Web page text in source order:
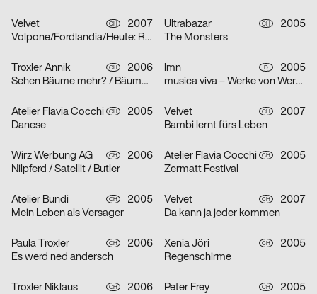
Velvet CH
2007
Volpone/Fordlandia/Heute: Raum Lumina/Die Nibelungen
Ultrabazar CH
2005
The Monsters
Troxler Annik CH
2006
Sehen Bäume mehr? / Bäume sehen Meer… / Meer Bäume Seen!
lmn D
2005
musica viva – Werke von Werner Heider, Martin Smolka und Peter Eötvös
Atelier Flavia Cocchi CH
2005
Danese
Velvet CH
2007
Bambi lernt fürs Leben
Wirz Werbung AG CH
2006
Nilpferd / Satellit / Butler
Atelier Flavia Cocchi CH
2005
Zermatt Festival
Atelier Bundi CH
2005
Mein Leben als Versager
Velvet CH
2007
Da kann ja jeder kommen
Paula Troxler CH
2006
Es werd ned andersch
Xenia Jöri CH
2005
Regenschirme
Troxler Niklaus CH
2006
Peter Frey CH
2005